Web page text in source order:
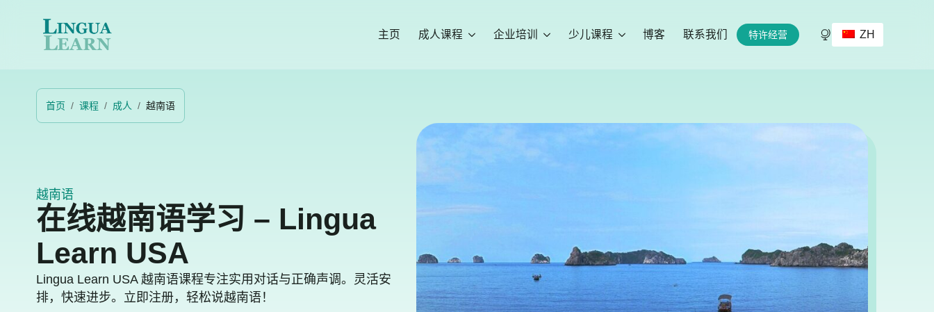
主页 成人课程 企业培训 少儿课程 博客 联系我们 特许经营 ZH
首页 课程 成人 越南语
越南语
在线越南语学习 – Lingua
Learn USA
Lingua Learn USA 越南语课程专注实用对话与正确声调。灵活安
排，快速进步。立即注册，轻松说越南语！